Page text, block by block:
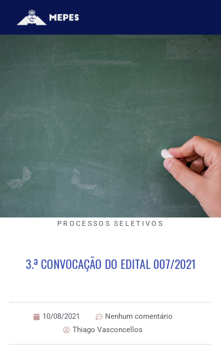
PROCESSOS SELETIVOS
3.ª CONVOCAÇÃO DO EDITAL 007/2021
10/08/2021
Nenhum comentário
Thiago Vasconcellos